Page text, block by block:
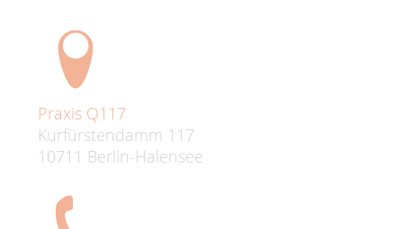
Praxis Q117
Kurfürstendamm 117
10711 Berlin-Halensee